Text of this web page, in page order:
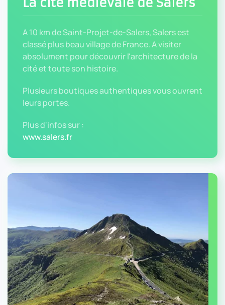
La cité médiévale de Salers
A 10 km de Saint-Projet-de-Salers, Salers est
classé plus beau village de France. A visiter
absolument pour découvrir l'architecture de la
cité et toute son histoire.
Plusieurs boutiques authentiques vous ouvrent
leurs portes.
Plus d'infos sur :
www.salers.fr